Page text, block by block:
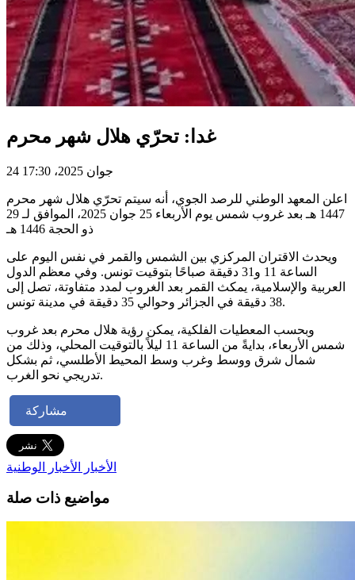
غدا: تحرّي هلال شهر محرم
24 جوان 2025، 17:30
اعلن المعهد الوطني للرصد الجوي، أنه سيتم تحرّي هلال شهر محرم
1447 هـ بعد غروب شمس يوم الأربعاء 25 جوان 2025، الموافق لـ 29
ذو الحجة 1446 هـ
ويحدث الاقتران المركزي بين الشمس والقمر في نفس اليوم على
الساعة 11 و31 دقيقة صباحًا بتوقيت تونس. وفي معظم الدول
العربية والإسلامية، يمكث القمر بعد الغروب لمدد متفاوتة، تصل إلى
38 دقيقة في الجزائر وحوالي 35 دقيقة في مدينة تونس.
وبحسب المعطيات الفلكية، يمكن رؤية هلال محرم بعد غروب
شمس الأربعاء، بدايةً من الساعة 11 ليلاً بالتوقيت المحلي، وذلك من
شمال شرق ووسط وغرب وسط المحيط الأطلسي، ثم بشكل
تدريجي نحو الغرب.
مشاركة
الأخبار الأخبار الوطنية
مواضيع ذات صلة